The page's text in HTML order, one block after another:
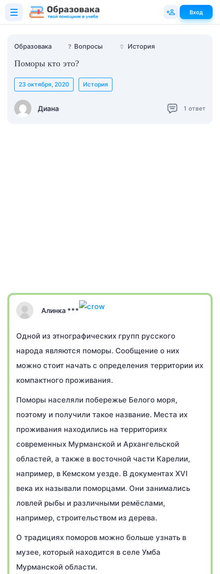
Образовака ❓ Вопросы 🏺 История
Поморы кто это?
Диана
23 октября, 2020 История
1 ответ
Алинка ***
Одной из этнографических групп русского
народа являются поморы. Сообщение о них
можно стоит начать с определения территории их
компактного проживания.
Поморы населяли побережье Белого моря,
поэтому и получили такое название. Места их
проживания находились на территориях
современных Мурманской и Архангельской
областей, а также в восточной части Карелии,
например, в Кемском уезде. В документах XVI
века их называли поморцами. Они занимались
ловлей рыбы и различными ремёслами,
например, строительством из дерева.
О традициях поморов можно больше узнать в
музее, который находится в селе Умба
Мурманской области.
Вход